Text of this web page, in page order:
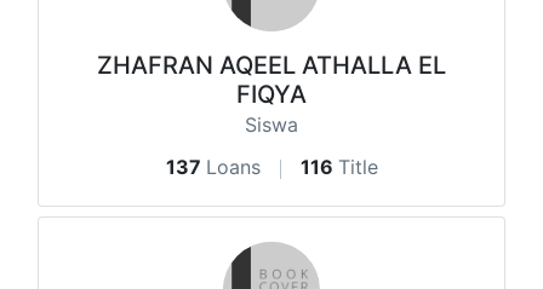
ZHAFRAN AQEEL ATHALLA EL
FIQYA
Siswa
137 Loans 116 Title